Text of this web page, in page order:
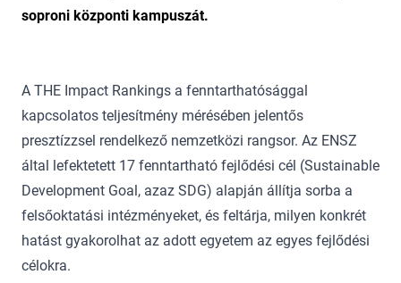
soproni központi kampuszát.
A THE Impact Rankings a fenntarthatósággal
kapcsolatos teljesítmény mérésében jelentős
presztízzsel rendelkező nemzetközi rangsor. Az ENSZ
által lefektetett 17 fenntartható fejlődési cél (Sustainable
Development Goal, azaz SDG) alapján állítja sorba a
felsőoktatási intézményeket, és feltárja, milyen konkrét
hatást gyakorolhat az adott egyetem az egyes fejlődési
célokra.